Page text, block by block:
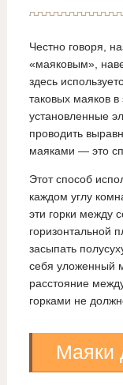
Честно говоря,
«маяковым»,
здесь
таковых маяков
установленные
проводить
маяками — это
Этот способ
каждом углу
эти горки между
горизонтальной
засыпать
себя уложенный
расстояние
горками не
Маяки